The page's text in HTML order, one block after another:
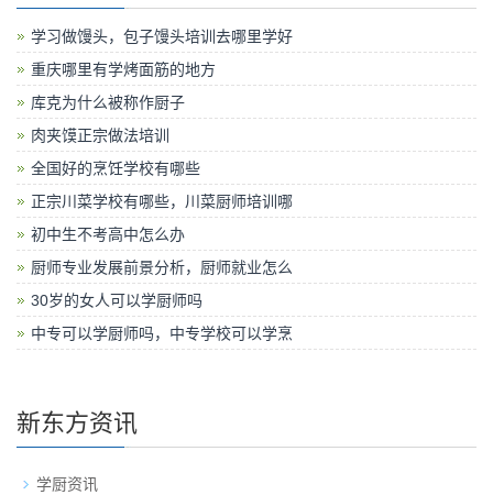
学习做馒头，包子馒头培训去哪里学好
重庆哪里有学烤面筋的地方
库克为什么被称作厨子
肉夹馍正宗做法培训
全国好的烹饪学校有哪些
正宗川菜学校有哪些，川菜厨师培训哪
初中生不考高中怎么办
厨师专业发展前景分析，厨师就业怎么
30岁的女人可以学厨师吗
中专可以学厨师吗，中专学校可以学烹
新东方资讯
学厨资讯